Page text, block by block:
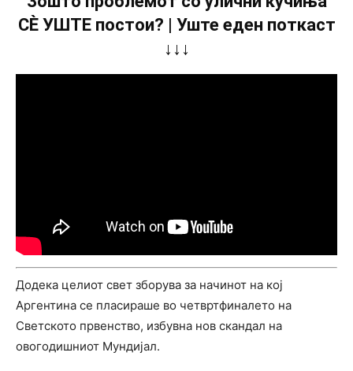
СÈ УШТЕ постои? | Уште еден поткаст
↓↓↓
Додека целиот свет зборува за начинот на кој
Аргентина се пласираше во четвртфиналето на
Светското првенство, избувна нов скандал на
овогодишниот Мундијал.